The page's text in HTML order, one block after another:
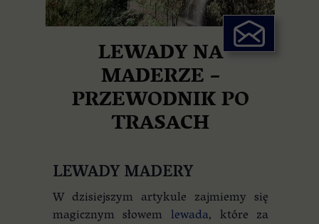
LEWADY NA
MADERZE –
PRZEWODNIK PO
TRASACH
LEWADY MADERY
W dzisiejszym artykule zajmiemy się
magicznym słowem lewada, które za